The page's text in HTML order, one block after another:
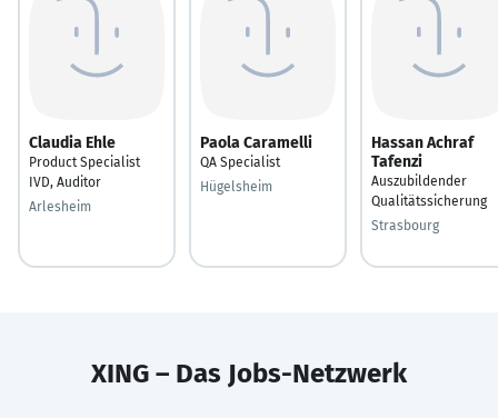
Claudia Ehle
Product Specialist
IVD, Auditor
Arlesheim
Paola Caramelli
QA Specialist
Hügelsheim
Hassan Achraf
Tafenzi
Auszubildender
Qualitätssicherung
Strasbourg
XING – Das Jobs-Netzwerk